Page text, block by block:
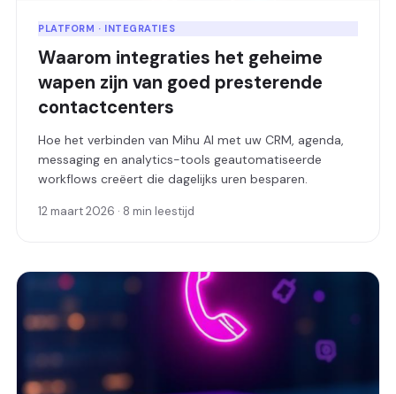
PLATFORM · INTEGRATIES
Waarom integraties het geheime
wapen zijn van goed presterende
contactcenters
Hoe het verbinden van Mihu AI met uw CRM, agenda,
messaging en analytics-tools geautomatiseerde
workflows creëert die dagelijks uren besparen.
12 maart 2026 · 8 min leestijd